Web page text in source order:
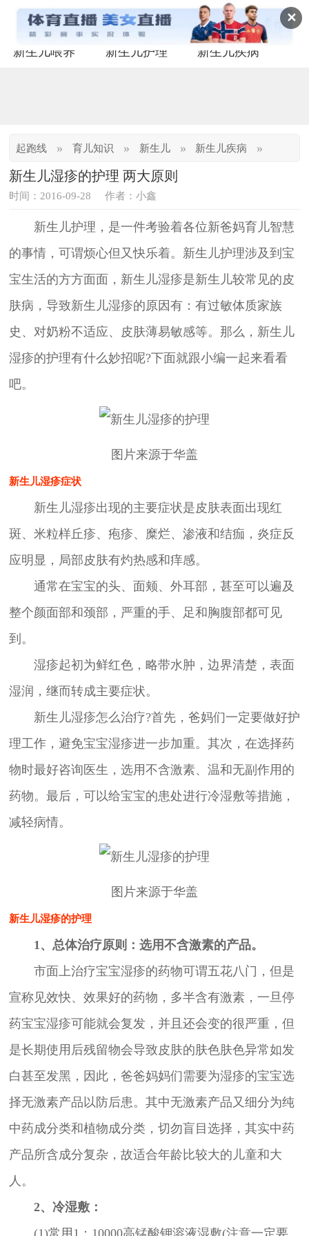
✕
新生儿喂养 新生儿护理 新生儿疾病
起跑线 » 育儿知识 » 新生儿 » 新生儿疾病 »
新生儿湿疹的护理 两大原则
时间：2016-09-28 作者：小鑫
新生儿护理，是一件考验着各位新爸妈育儿智慧
的事情，可谓烦心但又快乐着。新生儿护理涉及到宝
宝生活的方方面面，新生儿湿疹是新生儿较常见的皮
肤病，导致新生儿湿疹的原因有：有过敏体质家族
史、对奶粉不适应、皮肤薄易敏感等。那么，新生儿
湿疹的护理有什么妙招呢?下面就跟小编一起来看看
吧。
图片来源于华盖
新生儿湿疹症状
新生儿湿疹出现的主要症状是皮肤表面出现红
斑、米粒样丘疹、疱疹、糜烂、渗液和结痂，炎症反
应明显，局部皮肤有灼热感和痒感。
通常在宝宝的头、面颊、外耳部，甚至可以遍及
整个颜面部和颈部，严重的手、足和胸腹部都可见
到。
湿疹起初为鲜红色，略带水肿，边界清楚，表面
湿润，继而转成主要症状。
新生儿湿疹怎么治疗?首先，爸妈们一定要做好护
理工作，避免宝宝湿疹进一步加重。其次，在选择药
物时最好咨询医生，选用不含激素、温和无副作用的
药物。最后，可以给宝宝的患处进行冷湿敷等措施，
减轻病情。
图片来源于华盖
新生儿湿疹的护理
1、总体治疗原则：选用不含激素的产品。
市面上治疗宝宝湿疹的药物可谓五花八门，但是
宣称见效快、效果好的药物，多半含有激素，一旦停
药宝宝湿疹可能就会复发，并且还会变的很严重，但
是长期使用后残留物会导致皮肤的肤色肤色异常如发
白甚至发黑，因此，爸爸妈妈们需要为湿疹的宝宝选
择无激素产品以防后患。其中无激素产品又细分为纯
中药成分类和植物成分类，切勿盲目选择，其实中药
产品所含成分复杂，故适合年龄比较大的儿童和大
人。
2、冷湿敷：